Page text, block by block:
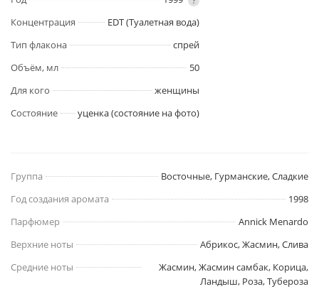
Концентрация
EDT (Туалетная вода)
Тип флакона
спрей
Объём, мл
50
Для кого
женщины
Состояние
уценка (состояние на фото)
Группа
Восточные, Гурманские, Сладкие
Год создания аромата
1998
Парфюмер
Annick Menardo
Верхние ноты
Абрикос, Жасмин, Слива
Средние ноты
Жасмин, Жасмин самбак, Корица,
Ландыш, Роза, Тубероза